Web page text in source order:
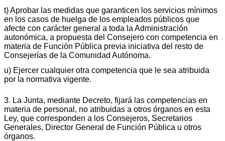
t) Aprobar las medidas que garanticen los servicios mínimos
en los casos de huelga de los empleados públicos que
afecte con carácter general a toda la Administración
autonómica, a propuesta del Consejero con competencia en
materia de Función Pública previa iniciativa del resto de
Consejerías de la Comunidad Autónoma.
u) Ejercer cualquier otra competencia que le sea atribuida
por la normativa vigente.
3. La Junta, mediante Decreto, fijará las competencias en
materia de personal, no atribuidas a otros órganos en esta
Ley, que corresponden a los Consejeros, Secretarios
Generales, Director General de Función Pública u otros
órganos.